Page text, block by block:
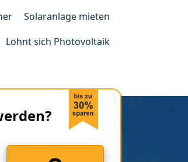
Solaranlage mieten
Lohnt sich Photovoltaik